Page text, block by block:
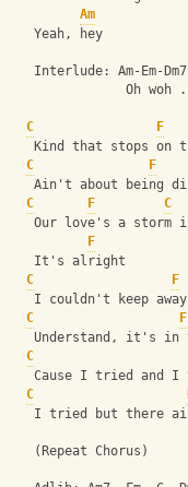
Am
   Yeah, hey
Interlude: Am-Em-
Oh woh
C
F
Kind that stops on
C
F
Ain't about being
C
F
C
Our love's a storm
F
   It's alright
C
F
I couldn't keep
C
F
Understand, it's in
C
Cause I tried and I
C
I tried but there
   (Repeat Chorus)